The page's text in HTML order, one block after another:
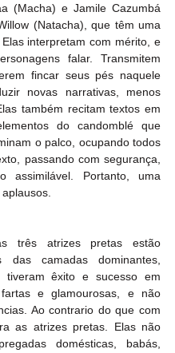
(Macha) e Jamile Cazumbá
(Natacha), que têm uma
interpretam com mérito, e
falar. Transmitem
fincar seus pés naquele
novas narrativas, menos
também recitam textos em
do candomblé que
o palco, ocupando todos
passando com segurança,
assimilável. Portanto, uma
três atrizes pretas estão
das camadas dominantes,
tiveram êxito e sucesso em
e glamourosas, e não
Ao contrario do que com
as atrizes pretas. Elas não
domésticas, babás,